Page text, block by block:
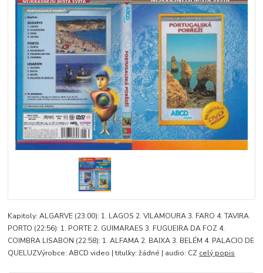
Kapitoly: ALGARVE (23:00): 1. LAGOS 2. VILAMOURA 3. FARO 4. TAVIRA
PORTO (22:56): 1. PORTE 2. GUIMARAES 3. FUGUEIRA DA FOZ 4.
COIMBRA LISABON (22:58): 1. ALFAMA 2. BAIXA 3. BELÉM 4. PALACIO DE
QUELUZVýrobce: ABCD video | titulky: žádné | audio: CZ celý popis